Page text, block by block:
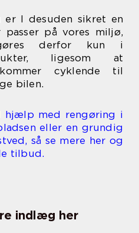
er I desuden sikret en
på vores miljø,
derfor kun i
ligesom at
cyklende til
bilen.
med rengøring i
eller en grundig
så se mere her og
tilbud.
indlæg her